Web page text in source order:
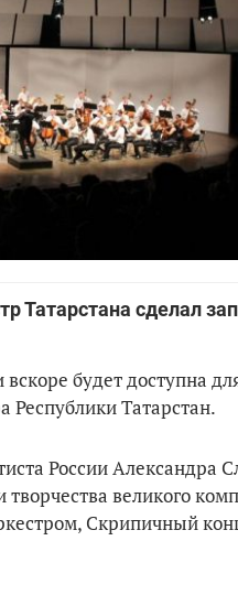
Татарстана сделал
будет доступна
Республики Татарстан.
России Александра
великого
Скрипичный